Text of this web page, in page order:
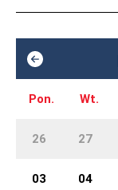
Pon. Wt.
26 27
03 04